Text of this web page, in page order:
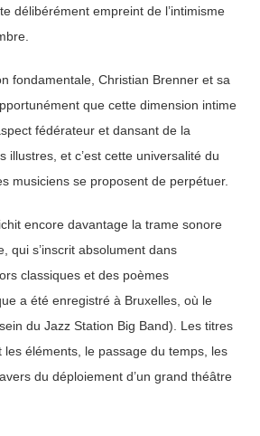
délibérément empreint de l’intimisme
fondamentale, Christian Brenner et sa
que cette dimension intime
fédérateur et dansant de la
illustres, et c’est cette universalité du
musiciens se proposent de perpétuer.
encore davantage la trame sonore
qui s’inscrit absolument dans
classiques et des poèmes
a été enregistré à Bruxelles, où le
du Jazz Station Big Band). Les titres
éléments, le passage du temps, les
du déploiement d’un grand théâtre